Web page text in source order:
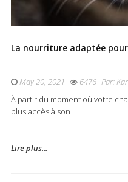
La nourriture adaptée
May 20, 2021 6476 Par:
À partir du moment où votre
plus accès à son
Lire plus...